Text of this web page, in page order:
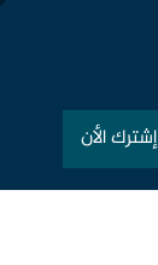
إشترك الأن